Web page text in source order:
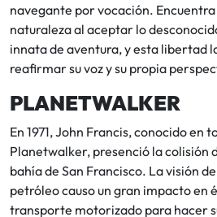
navegante por vocación.
naturaleza al aceptar lo
innata de aventura, y esta libertad
reafirmar su voz y su propia
PLANETWALKER
En 1971, John Francis, conocido en
Planetwalker, presenció la colisión
bahía de San Francisco. La visión
petróleo causo un gran impacto en
transporte motorizado para hacer